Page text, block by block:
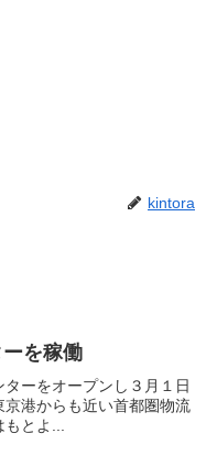
kintora
を稼働
ーをオープンし３月１日
港からも近い首都圏物流
とよ...